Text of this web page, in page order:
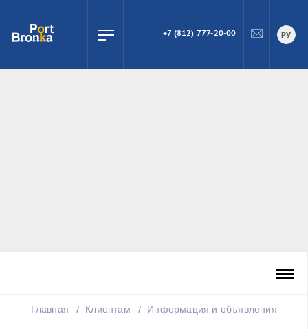
ПОИСК
+7 (812) 777-20-00 РУ
Главная Клиентам Информация и объявления